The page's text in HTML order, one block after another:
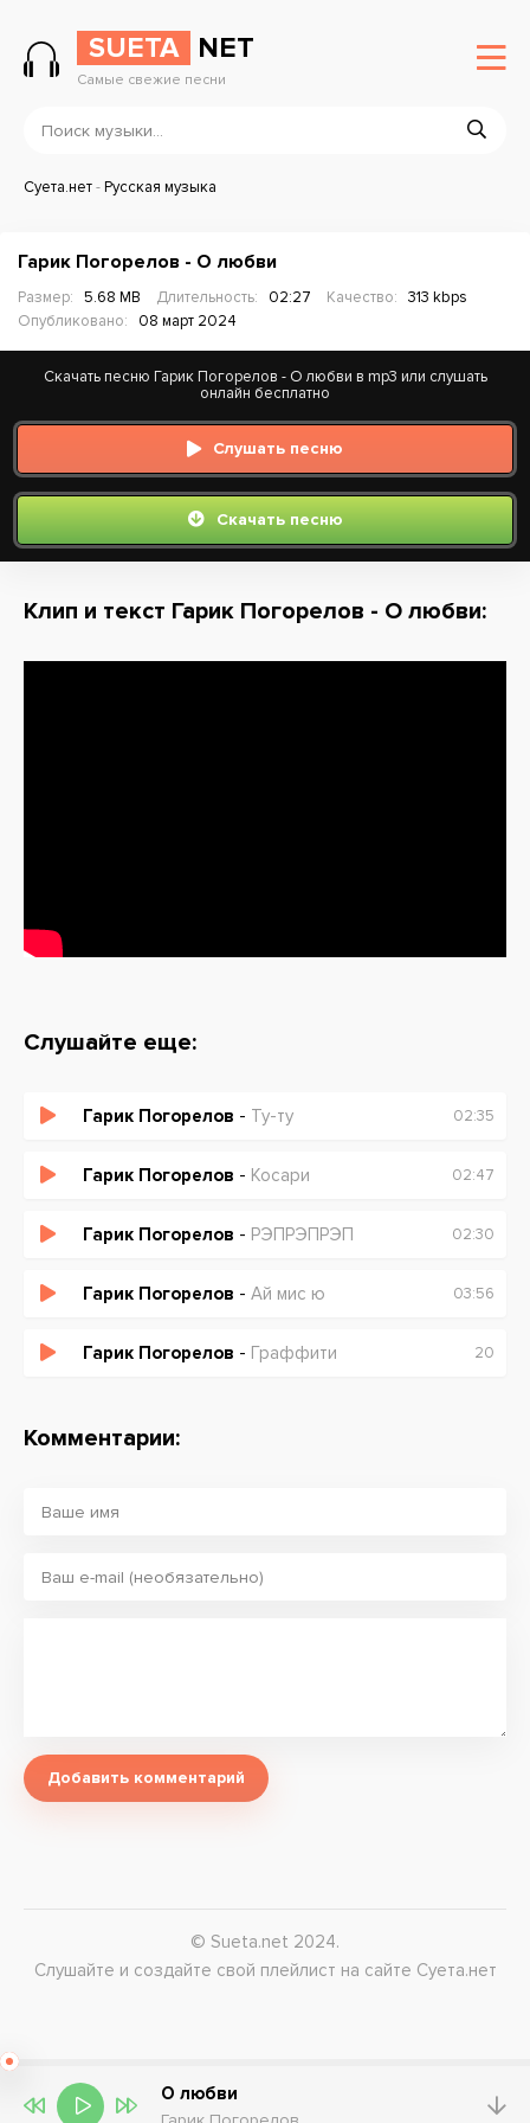
SUETA NET
Самые свежие песни
Суета.нет-Русская музыка
Гарик Погорелов - О любви
Размер: 5.68 MB Длительность: 02:27 Качество:
313 kbps
Опубликовано:
08 март 2024
Скачать песню Гарик Погорелов - О любви в mp3 или слушать
онлайн бесплатно
Слушать песню
Скачать песню
Клип и текст Гарик Погорелов - О любви:
Слушайте еще:
Гарик Погорелов - Ту-ту 02:35
Гарик Погорелов - Косари 02:47
Гарик Погорелов - РЭПРЭПРЭП 02:30
Гарик Погорелов - Ай мис ю 03:56
Гарик Погорелов - Граффити 20
Комментарии:
Добавить комментарий
© Sueta.net 2024.
Слушайте и создайте свой плейлист на сайте Суета.нет
О любви